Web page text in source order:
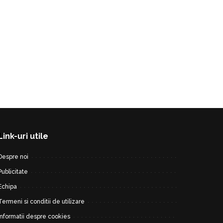
uri utile
noi
si conditii de utilizare
despre cookies